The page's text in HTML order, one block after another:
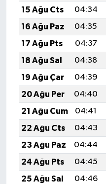
15 Ağu Cts
04:34
16 Ağu Paz
04:35
17 Ağu Pts
04:37
18 Ağu Sal
04:38
19 Ağu Çar
04:39
20 Ağu Per
04:40
21 Ağu Cum
04:41
22 Ağu Cts
04:43
23 Ağu Paz
04:44
24 Ağu Pts
04:45
25 Ağu Sal
04:46